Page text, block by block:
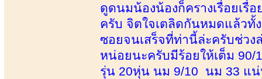
ดูดนมน้องน้องก็ครางเรื่อยเรื่
ครับ จิตใจเตลิดกันหมดแล้วทั้
ซอยจนเสร็จที่ท่านี้ล่ะครับช่วง
หน่อยนะครับมีร้อยให้เต็ม
รุ่น 20หุ่น นม 9/10 นม 33 แน่